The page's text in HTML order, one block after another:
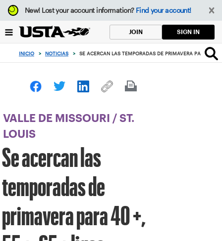
Enfoque
desde
botón
volver
principio
New!Lost your account information? Find your account!
JOIN SIGN IN
INICIO > NOTICIAS > SE ACERCAN LAS TEMPORADAS DE PRIMAVERA PARA 40
VALLE DE MISSOURI / ST.
LOUIS
Se acercan las
temporadas de
primavera para 40 +,